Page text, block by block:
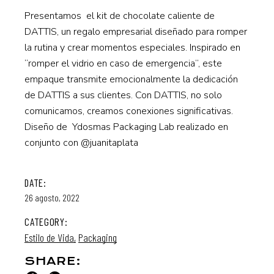
Presentamos el kit de chocolate caliente de
DATTIS, un regalo empresarial diseñado para romper
la rutina y crear momentos especiales. Inspirado en
“romper el vidrio en caso de emergencia”, este
empaque transmite emocionalmente la dedicación
de DATTIS a sus clientes. Con DATTIS, no solo
comunicamos, creamos conexiones significativas.
Diseño de Ydosmas Packaging Lab realizado en
conjunto con @juanitaplata
DATE:
26 agosto, 2022
CATEGORY:
Estilo de Vida Packaging
SHARE: